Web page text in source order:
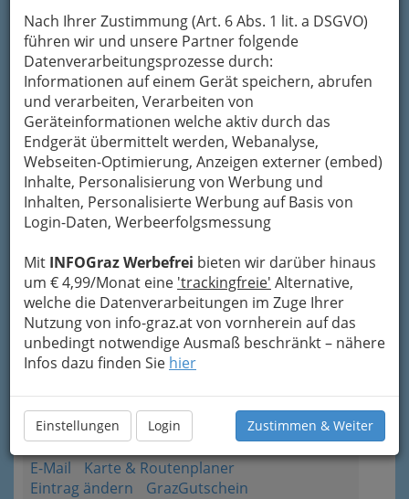
Nach Ihrer Zustimmung (Art. 6 Abs. 1 lit. a DSGVO)
führen wir und unsere Partner folgende
Datenverarbeitungsprozesse durch:
Informationen auf einem Gerät speichern, abrufen
und verarbeiten, Verarbeiten von
Geräteinformationen welche aktiv durch das
Endgerät übermittelt werden, Webanalyse,
Webseiten-Optimierung, Anzeigen externer (embed)
Inhalte, Personalisierung von Werbung und
Inhalten, Personalisierte Werbung auf Basis von
Login-Daten, Werbeerfolgsmessung
Mit INFOGraz Werbefrei bieten wir darüber hinaus
um € 4,99/Monat eine 'trackingfreie' Alternative,
welche die Datenverarbeitungen im Zuge Ihrer
Nutzung von info-graz.at von vornherein auf das
unbedingt notwendige Ausmaß beschränkt – nähere
Infos dazu finden Sie hier
Einstellungen Login Zustimmen & Weiter
in Wien keine Kaffeebohnenerhielt, wurden die
Konzessionen auf Wein
und kleine Speisen
ausgedehnt.
Warme Mehlspeisen
hielten Einzug. Erst viel
später wurde das
heutige Kaffee-Restaurant geboren, in dem man
häufig eine hervorragende Küche vorfindet, die
einem Restaurant in keiner Weise nachsteht.“ ©
Bezirksauswahl
Alle Bezirke
Restaurant Eckstein
Mehlplatz 3, 8010 Graz
+43 316 828 701
+43 316 823 835
E-Mail
Karte & Routenplaner
Eintrag ändern
GrazGutschein